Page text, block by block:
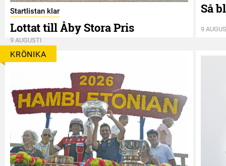
Startlistan klar
Lottat till Åby Stora Pris
9 AUGUSTI
Så
9
KRÖNIKA